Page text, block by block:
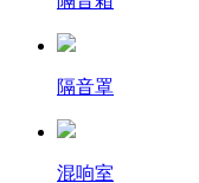
隔音罩
混响室